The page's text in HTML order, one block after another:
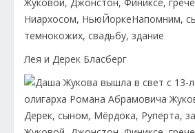
Лея и Дерек Бласберг